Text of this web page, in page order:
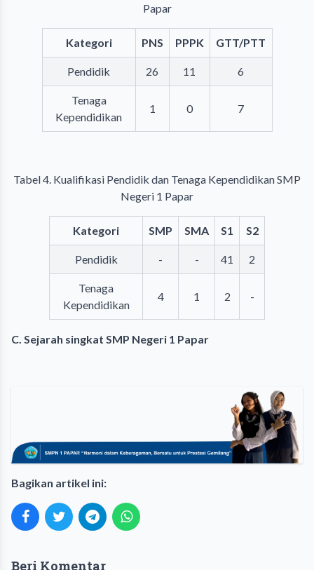
Papar
Kategori PNS PPPK GTT/PTT
Pendidik 26 11 6
Tenaga
Kependidikan
1 0 7
Tabel 4. Kualifikasi Pendidik dan Tenaga Kependidikan SMP
Negeri 1 Papar
Kategori SMP SMA S1 S2
Pendidik - - 41 2
Tenaga
Kependidikan
4 1 2 -
C. Sejarah singkat SMP Negeri 1 Papar
Bagikan artikel ini:
Beri Komentar